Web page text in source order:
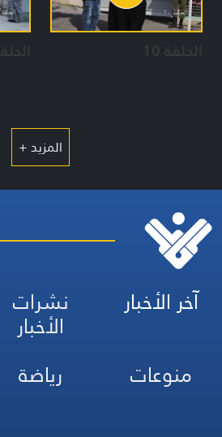
الحلقة 10 الحلقة 9
المزيد +
آخر الأخبار نشرات
الأخبار
منوعات
رياضة